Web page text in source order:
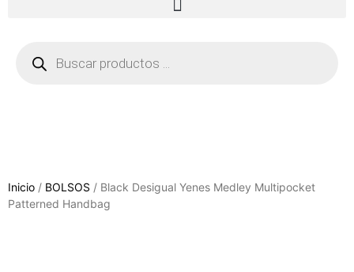
Inicio / BOLSOS / Black Desigual Yenes Medley Multipocket
Patterned Handbag